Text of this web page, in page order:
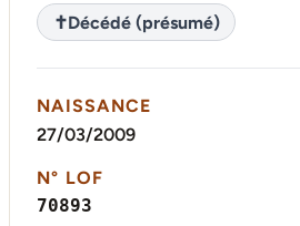
✝Décédé (présumé)
NAISSANCE
27/03/2009
N° LOF
70893